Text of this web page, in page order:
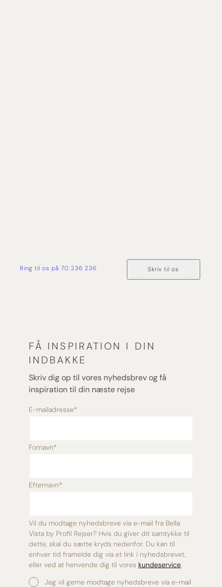
Ring til os på 70 236 236 Skriv til os
FÅ INSPIRATION I DIN
INDBAKKE
Skriv dig op til vores nyhedsbrev og få
inspiration til din næste rejse
E-mailadresse*
Fornavn*
Efternavn*
Vil du modtage nyhedsbreve via e-mail fra Bella
Vista by Profil Rejser? Hvis du giver dit samtykke til
dette, skal du sætte kryds nedenfor. Du kan til
enhver tid framelde dig via et link i nyhedsbrevet,
eller ved at henvende dig til vores kundeservice.
Jeg vil gerne modtage nyhedsbreve via e-mail